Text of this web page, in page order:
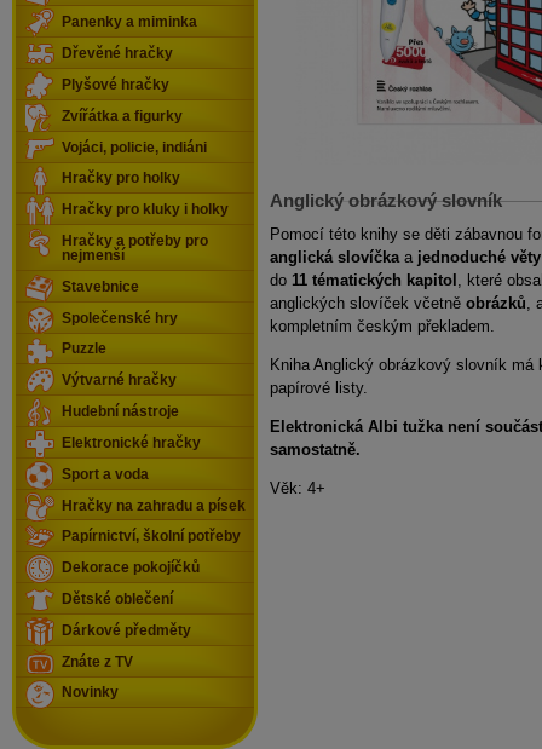
Anglický obrázkový slovník
Pomocí této knihy se děti zábavnou
anglická slovíčkaa jednoduché věty
do 11 tématických kapitol , které
anglických slovíček včetně obrázků,
kompletním českým překladem.
Kniha Anglický obrázkový slovník má
papírové listy.
Elektronická Albi tužka není
samostatně.
Věk: 4+
Panenky a miminka
Dřevěné hračky
Plyšové hračky
Zvířátka a figurky
Vojáci, policie, indiáni
Hračky pro holky
Hračky pro kluky i holky
Hračky a potřeby pro
nejmenší
Stavebnice
Společenské hry
Puzzle
Výtvarné hračky
Hudební nástroje
Elektronické hračky
Sport a voda
Hračky na zahradu a písek
Papírnictví, školní potřeby
Dekorace pokojíčků
Dětské oblečení
Dárkové předměty
Znáte z TV
Novinky